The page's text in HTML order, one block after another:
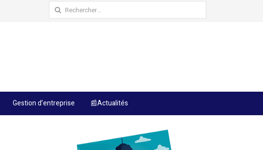
Rechercher :
Gestion d’entreprise 📰Actualités